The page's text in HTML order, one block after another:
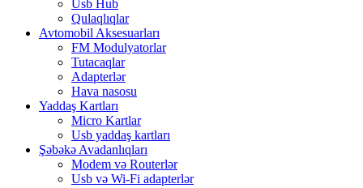
Usb Hub
Qulaqlıqlar
Avtomobil Aksesuarları
FM Modulyatorlar
Tutacaqlar
Adapterlər
Hava nasosu
Yaddaş Kartları
Micro Kartlar
Usb yaddaş kartları
Şəbəkə Avadanlıqları
Modem və Routerlər
Usb və Wi-Fi adapterlər